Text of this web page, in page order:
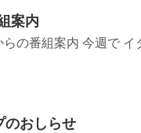
案内
の番組案内 今週で イ
おしらせ